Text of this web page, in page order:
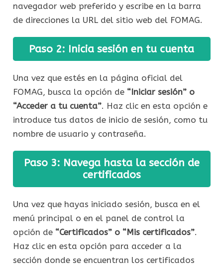
navegador web preferido y escribe en la barra
de direcciones la URL del sitio web del FOMAG.
Paso 2: Inicia sesión en tu cuenta
Una vez que estés en la página oficial del
FOMAG, busca la opción de “Iniciar sesión” o
“Acceder a tu cuenta”. Haz clic en esta opción e
introduce tus datos de inicio de sesión, como tu
nombre de usuario y contraseña.
Paso 3: Navega hasta la sección de
certificados
Una vez que hayas iniciado sesión, busca en el
menú principal o en el panel de control la
opción de “Certificados” o “Mis certificados”.
Haz clic en esta opción para acceder a la
sección donde se encuentran los certificados